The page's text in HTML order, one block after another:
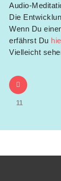
Audio-
Die
Wenn Du
erfährst Du
Vielleicht
11